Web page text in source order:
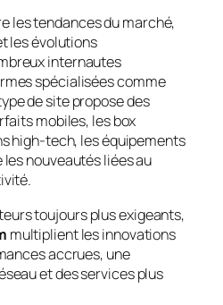
les tendances du marché,
les évolutions
internautes
spécialisées comme
de site propose des
mobiles, les box
high-tech, les équipements
nouveautés liées au
toujours plus exigeants,
multiplient les innovations
accrues, une
et des services plus